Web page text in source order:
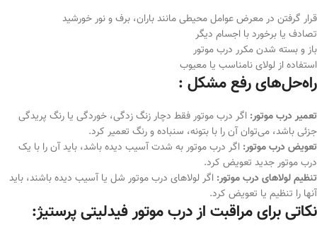
قرار گرفتن در معرض عوامل محیطی مانند باران، برف و نور خورشید
تصادف یا برخورد با اجسام دیگر
باز و بسته شدن مکرر درب موتور
استفاده از لولای نامناسب یا معیوب
راه‌حل‌های رفع مشکل :
تعمیر درب موتور: اگر درب موتور فقط دچار زنگ زدگی، خوردگی یا رنگ پریدگی
جزئی باشد، می‌توان آن را با بتونه، سنباده و رنگ تعمیر کرد.
تعویض درب موتور: اگر درب موتور به شدت آسیب دیده باشد، باید آن را با یک
درب موتور جدید تعویض کرد.
تنظیم لولاهای درب موتور: اگر لولاهای درب موتور شل یا آسیب دیده باشند، باید
آنها را تنظیم یا تعویض کرد.
نکاتی برای مراقبت از درب موتور فیدلیتی پرستیژ: